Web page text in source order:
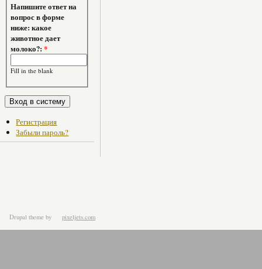
Напишите ответ на
вопрос в форме
ниже: какое
животное дает
молоко?:*
Fill in the blank
Регистрация
Забыли пароль?
Drupal theme by pixeljets.com